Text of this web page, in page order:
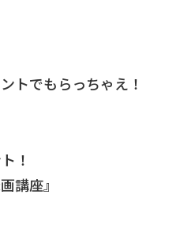
トでもらっちゃえ！
ト！
講座』